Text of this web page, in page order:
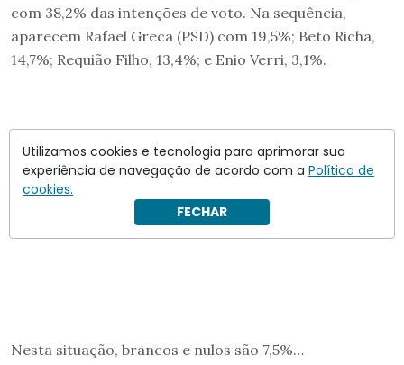
com 38,2% das intenções de voto. Na sequência,
aparecem Rafael Greca (PSD) com 19,5%; Beto Richa,
14,7%; Requião Filho, 13,4%; e Enio Verri, 3,1%.
Nesta situação, brancos e nulos são 7,5%…
Utilizamos cookies e tecnologia para aprimorar sua
experiência de navegação de acordo com a Política de
cookies.
FECHAR